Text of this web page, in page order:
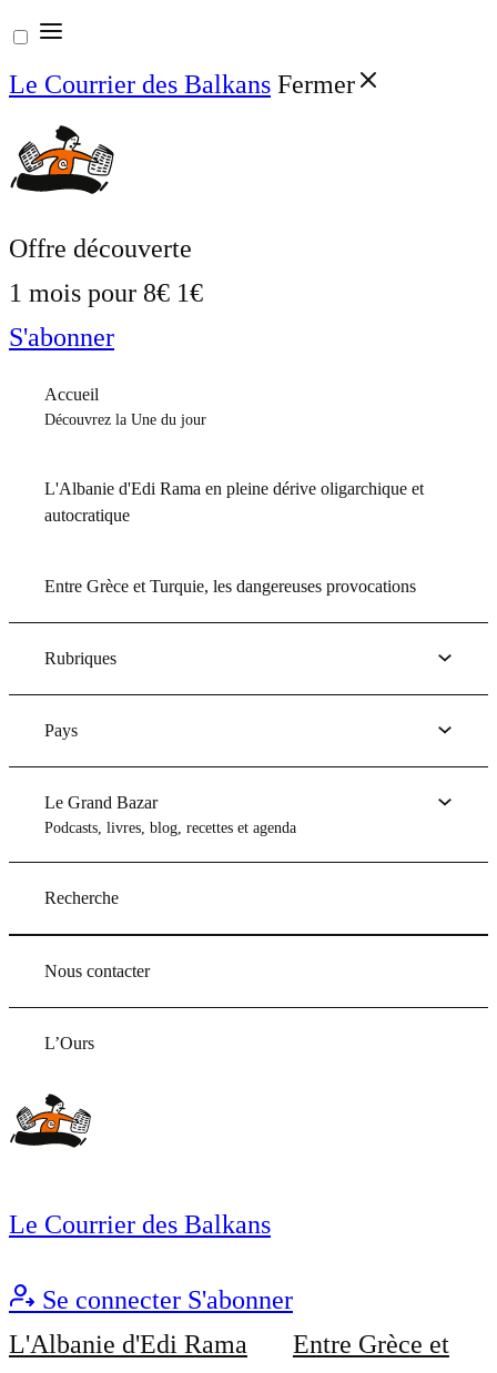
Aller
au
contenu
Le Courrier des Balkans Fermer
Offre découverte
1 mois pour 8€ 1€
S'abonner
Accueil
Découvrez la Une du jour
L'Albanie d'Edi Rama en pleine dérive oligarchique et
autocratique
Entre Grèce et Turquie, les dangereuses provocations
Rubriques
Pays
Le Grand Bazar
Podcasts, livres, blog, recettes et agenda
Recherche
Nous contacter
L’Ours
Le Courrier des Balkans
Se connecter S'abonner
L'Albanie d'Edi Rama
Entre Grèce et